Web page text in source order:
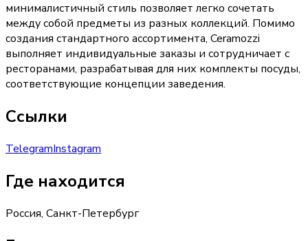
минималистичный стиль позволяет легко сочетать
между собой предметы из разных коллекций. Помимо
создания стандартного ассортимента, Ceramozzi
выполняет индивидуальные заказы и сотрудничает с
ресторанами, разрабатывая для них комплекты посуды,
соответствующие концепции заведения.
Ссылки
TelegramInstagram
Где находится
Россия, Санкт-Петербург